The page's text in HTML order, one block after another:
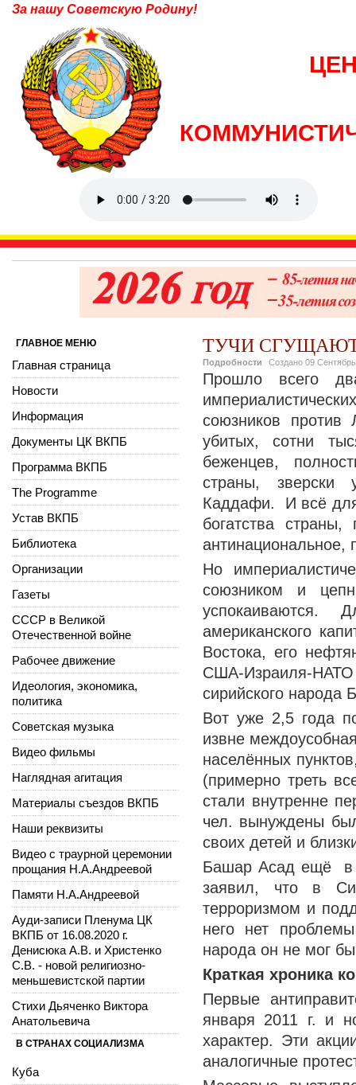
За нашу Советскую Родину!
ТУЧИ
Подробности Создано 09
Прошло всего
союзников против
убитых, сотни
беженцев,
страны, зверски
Каддафи. И всё для
богатства
антинациональное,
Но
союзником и
успокаиваются.
американского
Востока, его
США-Израиля-
сирийского
Вот уже 2,5 года
извне
населённых
(примерно треть
стали внутренне
чел. вынуждены
своих детей и
Башар Асад ещё в
заявил, что в
терроризмом и
него нет
народа он не мог
Краткая хроника
Первые
января 2011 г. и
характер. Эти
аналогичные
ГЛАВНОЕ МЕНЮ
Главная страница
Новости
Информация
Документы ЦК ВКПБ
Программа ВКПБ
The Programme
Устав ВКПБ
Библиотека
Организации
Газеты
СССР в Великой
Отечественной войне
Рабочее движение
Идеология, экономика,
политика
Советская музыка
Видео фильмы
Наглядная агитация
Материалы съездов ВКПБ
Наши реквизиты
Видео с траурной церемонии
прощания Н.А.Андреевой
Памяти Н.А.Андреевой
Ауди-записи Пленума ЦК
ВКПБ от 16.08.2020 г.
Денисюка А.В. и Христенко
С.В. - новой религиозно-
меньшевистской партии
Стихи Дьяченко Виктора
Анатольевича
В СТРАНАХ СОЦИАЛИЗМА
Куба